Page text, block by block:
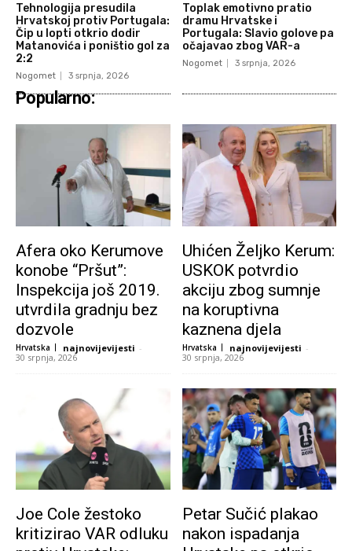
Tehnologija presudila
Hrvatskoj protiv Portugala:
Čip u lopti otkrio dodir
Matanovića i poništio gol za
2:2
Nogomet 3 srpnja, 2026
Toplak emotivno pratio
dramu Hrvatske i
Portugala: Slavio golove pa
očajavao zbog VAR-a
Nogomet 3 srpnja, 2026
Popularno:
Afera oko Kerumove
konobe “Pršut”:
Inspekcija još 2019.
utvrdila gradnju bez
dozvole
Hrvatska najnovijevijesti -
30 srpnja, 2026
Uhićen Željko Kerum:
USKOK potvrdio
akciju zbog sumnje
na koruptivna
kaznena djela
Hrvatska najnovijevijesti -
30 srpnja, 2026
Joe Cole žestoko
kritizirao VAR odluku
Petar Sučić plakao
nakon ispadanja